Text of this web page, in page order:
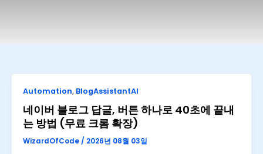
Automation, BlogAssistantAI
네이버 블로그 답글, 버튼 하나로 40초에 끝내
는 방법 (무료 크롬 확장)
WizardOfCode / 2026년 08월 03일